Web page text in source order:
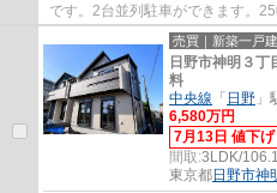
です。2台並列駐車ができます。
床暖房完備。洗面室にはリネン庫
売買｜新築一戸建
日野市神明３
料
中央線 「 日野 」
6,580万円
7月13日 値下げ
間取:3LDK/
東京都日野市神